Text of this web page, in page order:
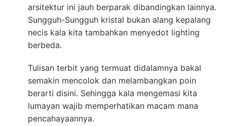
arsitektur ini jauh berparak dibandingkan lainnya.
Sungguh-Sungguh kristal bukan alang kepalang
necis kala kita tambahkan menyedot lighting
berbeda.
Tulisan terbit yang termuat didalamnya bakal
semakin mencolok dan melambangkan poin
berarti disini. Sehingga kala mengemasi kita
lumayan wajib memperhatikan macam mana
pencahayaannya.